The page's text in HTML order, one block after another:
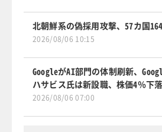
北朝鮮系の偽採用攻撃、57カ国
2026/08/06 10:15
GoogleがAI部門の体制刷新、
ハサビス氏は新設職、株価4％下落
2026/08/06 07:00